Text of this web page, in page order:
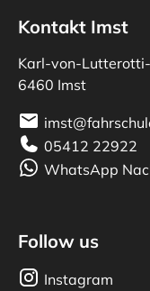
Kontakt Imst
Karl-von-
6460 Imst
05412 22922
WhatsApp
Follow us
Instagram